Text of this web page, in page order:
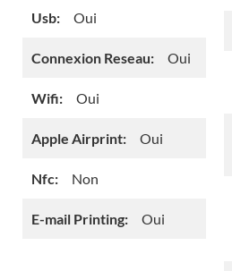
Usb: Oui
Connexion Reseau: Oui
Wifi: Oui
Apple Airprint: Oui
Nfc: Non
E-mail Printing: Oui